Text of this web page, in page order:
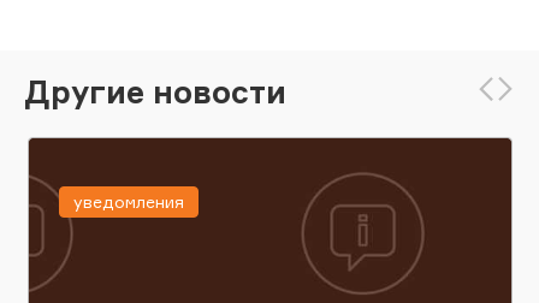
Другие новости
уведомления